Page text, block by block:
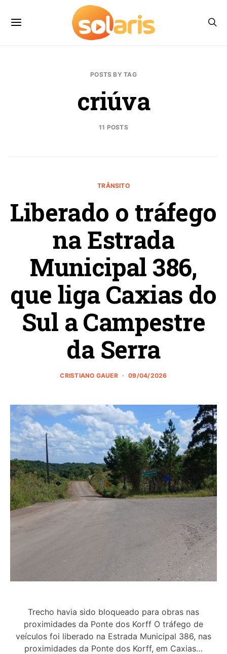
POSTS BY TAG
criúva
11 POSTS
TRÂNSITO
Liberado o tráfego
na Estrada
Municipal 386,
que liga Caxias do
Sul a Campestre
da Serra
CRISTIANO GAUER 09/04/2026
Trecho havia sido bloqueado para obras nas
proximidades da Ponte dos Korff O tráfego de
veículos foi liberado na Estrada Municipal 386, nas
proximidades da Ponte dos Korff, em Caxias…